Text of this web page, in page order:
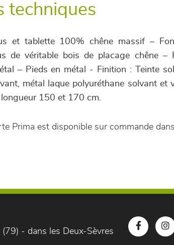
techniques
et tablette 100% chêne massif –
de véritable bois de placage chêne –
– Pieds en métal - Finition : Teinte
métal laque polyuréthane solvant et
150 et 170 cm.
Prima est disponible sur commande
- dans les Deux-Sèvres